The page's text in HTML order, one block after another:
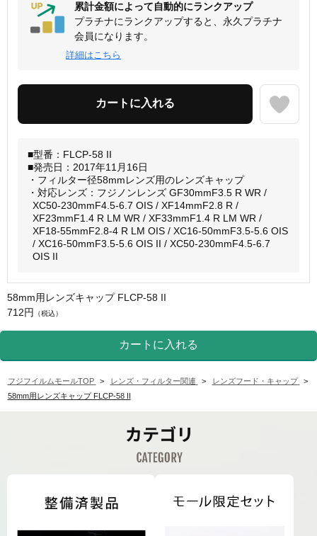
累計金額によって自動的にランクアップ
プラチナにランクアップすると、永久プラチナ
会員になります。
詳細はこちら
■型番：FLCP-58 II
■発売日：2017年11月16日
・フィルター径58mmレンズ用のレンズキャップ
・対応レンズ：フジノンレンズ GF30mmF3.5 R WR /
XC50-230mmF4.5-6.7 OIS / XF14mmF2.8 R /
XF23mmF1.4 R LM WR / XF33mmF1.4 R LM WR /
XF18-55mmF2.8-4 R LM OIS / XC16-50mmF3.5-5.6 OIS
/ XC16-50mmF3.5-5.6 OIS II / XC50-230mmF4.5-6.7
OIS II
58mm用レンズキャップ FLCP-58 II
712円
（税込）
フジフイルムモールTOP > レンズ・フィルター関連 > レンズフード・キャップ
>
58mm用レンズキャップ FLCP-58 II